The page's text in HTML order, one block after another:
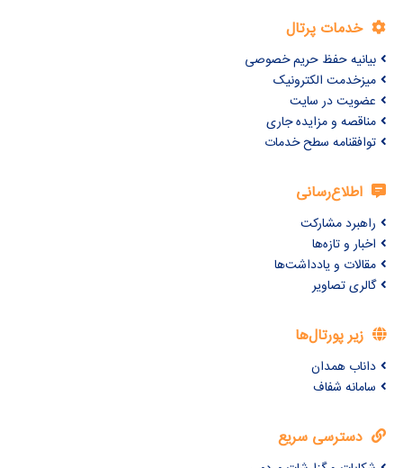
خدمات پرتال
بیانیه حفظ حریم خصوصی
میزخدمت الکترونیک
عضویت در سایت
مناقصه و مزایده جاری
توافقنامه سطح خدمات
اطلاع‌رسانی
راهبرد مشارکت
اخبار و تازه‌ها
مقالات و یادداشت‌ها
گالری تصاویر
زیر پورتال‌ها
داناب همدان
سامانه شفاف
دسترسی سریع